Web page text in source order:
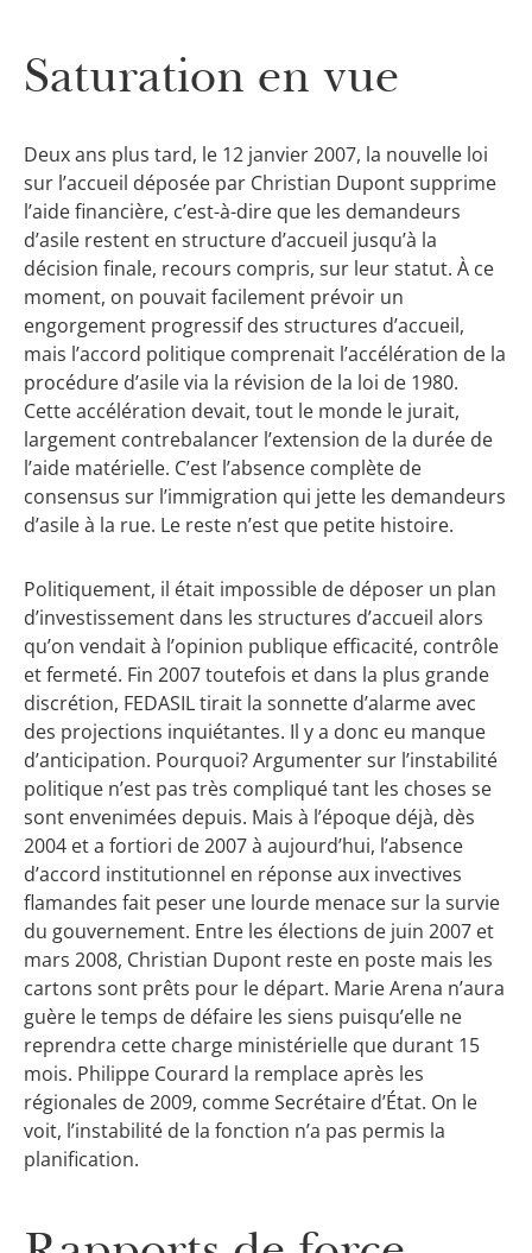
Saturation en vue
Deux ans plus tard, le 12 janvier 2007, la nouvelle loi
sur l’accueil déposée par Christian Dupont supprime
l’aide financière, c’est-à-dire que les demandeurs
d’asile restent en structure d’accueil jusqu’à la
décision finale, recours compris, sur leur statut. À ce
moment, on pouvait facilement prévoir un
engorgement progressif des structures d’accueil,
mais l’accord politique comprenait l’accélération de la
procédure d’asile via la révision de la loi de 1980.
Cette accélération devait, tout le monde le jurait,
largement contrebalancer l’extension de la durée de
l’aide matérielle. C’est l’absence complète de
consensus sur l’immigration qui jette les demandeurs
d’asile à la rue. Le reste n’est que petite histoire.
Politiquement, il était impossible de déposer un plan
d’investissement dans les structures d’accueil alors
qu’on vendait à l’opinion publique efficacité, contrôle
et fermeté. Fin 2007 toutefois et dans la plus grande
discrétion, FEDASIL tirait la sonnette d’alarme avec
des projections inquiétantes. Il y a donc eu manque
d’anticipation. Pourquoi? Argumenter sur l’instabilité
politique n’est pas très compliqué tant les choses se
sont envenimées depuis. Mais à l’époque déjà, dès
2004 et a fortiori de 2007 à aujourd’hui, l’absence
d’accord institutionnel en réponse aux invectives
flamandes fait peser une lourde menace sur la survie
du gouvernement. Entre les élections de juin 2007 et
mars 2008, Christian Dupont reste en poste mais les
cartons sont prêts pour le départ. Marie Arena n’aura
guère le temps de défaire les siens puisqu’elle ne
reprendra cette charge ministérielle que durant 15
mois. Philippe Courard la remplace après les
régionales de 2009, comme Secrétaire d’État. On le
voit, l’instabilité de la fonction n’a pas permis la
planification.